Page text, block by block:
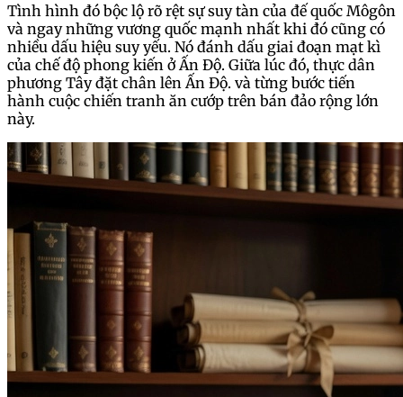
Tình hình đó bộc lộ rõ rệt sự suy tàn của đế quốc Môgôn
và ngay những vương quốc mạnh nhất khi đó cũng có
nhiều dấu hiệu suy yếu. Nó đánh dấu giai đoạn mạt kì
của chế độ phong kiến ở Ấn Độ. Giữa lúc đó, thực dân
phương Tây đặt chân lên Ấn Độ. và từng bước tiến
hành cuộc chiến tranh ăn cướp trên bán đảo rộng lớn
này.